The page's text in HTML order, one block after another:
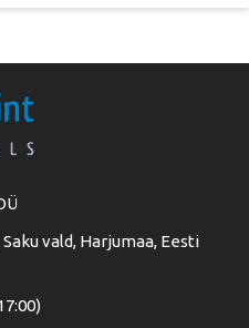
vald, Harjumaa, Eesti